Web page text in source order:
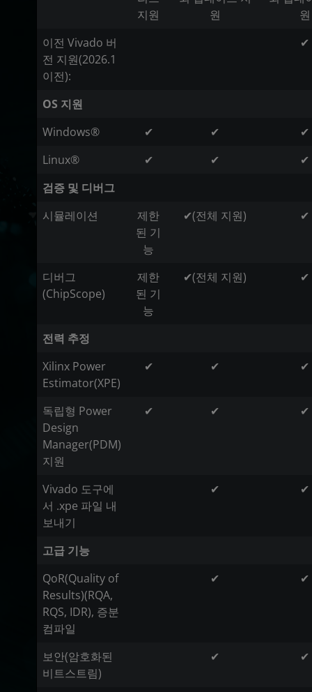
지원
원
원
이전 Vivado 버
전 지원(2026.1
이전):
✔
OS 지원
Windows®
✔ ✔
✔
Linux®
✔ ✔
✔
검증 및 디버그
시뮬레이션
제한
된 기
능
✔(전체 지원) ✔
디버그
(ChipScope)
제한
된 기
능
✔(전체 지원) ✔
전력 추정
Xilinx Power
Estimator(XPE)
✔ ✔ ✔
독립형 Power
Design
Manager(PDM)
지원
✔ ✔ ✔
Vivado 도구에
서 .xpe 파일 내
보내기
✔ ✔
고급 기능
QoR(Quality of
Results)(RQA,
RQS, IDR), 증분
컴파일
✔ ✔
보안(암호화된
비트스트림)
✔ ✔